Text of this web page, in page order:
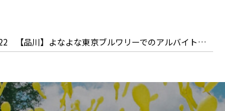
【品川】よなよな東京ブルワリーでのアルバイト募集を開始しました！